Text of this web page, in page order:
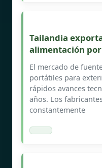
Tailandia
alimentación
El mercado de
portátiles para
rápidos avances
años. Los
constantemente